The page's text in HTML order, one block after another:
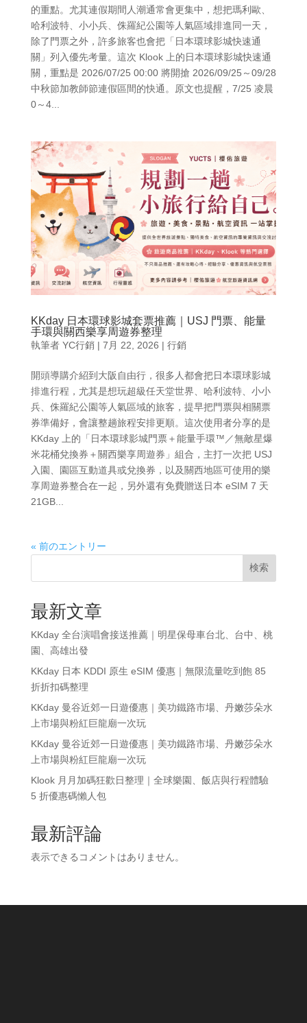
的重點。尤其連假期間人潮通常會更集中，想把瑪利歐、
哈利波特、小小兵、侏羅紀公園等人氣區域排進同一天，
除了門票之外，許多旅客也會把「日本環球影城快速通
關」列入優先考量。這次 Klook 上的日本環球影城快速通
關，重點是 2026/07/25 00:00 將開搶 2026/09/25～09/28
中秋節加教師節連假區間的快通。原文也提醒，7/25 凌晨
0～4...
KKday 日本環球影城套票推薦｜USJ 門票、能量
手環與關西樂享周遊券整理
執筆者 YC行銷| 7月 22, 2026 | 行銷
開頭導購介紹到大阪自由行，很多人都會把日本環球影城
排進行程，尤其是想玩超級任天堂世界、哈利波特、小小
兵、侏羅紀公園等人氣區域的旅客，提早把門票與相關票
券準備好，會讓整趟旅程安排更順。這次使用者分享的是
KKday 上的「日本環球影城門票＋能量手環™／無敵星爆
米花桶兌換券＋關西樂享周遊券」組合，主打一次把 USJ
入園、園區互動道具或兌換券，以及關西地區可使用的樂
享周遊券整合在一起，另外還有免費贈送日本 eSIM 7 天
21GB...
« 前のエントリー
検索
最新文章
KKday 全台演唱會接送推薦｜明星保母車台北、台中、桃
園、高雄出發
KKday 日本 KDDI 原生 eSIM 優惠｜無限流量吃到飽 85
折折扣碼整理
KKday 曼谷近郊一日遊優惠｜美功鐵路市場、丹嫩莎朵水
上市場與粉紅巨龍廟一次玩
KKday 曼谷近郊一日遊優惠｜美功鐵路市場、丹嫩莎朵水
上市場與粉紅巨龍廟一次玩
Klook 月月加碼狂歡日整理｜全球樂園、飯店與行程體驗
5 折優惠碼懶人包
最新評論
表示できるコメントはありません。